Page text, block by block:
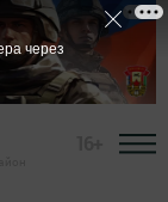
через